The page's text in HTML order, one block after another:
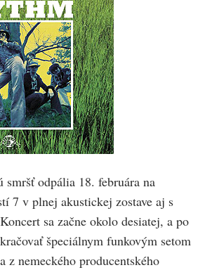
smršť odpália 18. februára na
7 v plnej akustickej zostave aj s
sa začne okolo desiatej, a po
špeciálnym funkovým setom
z nemeckého producentského